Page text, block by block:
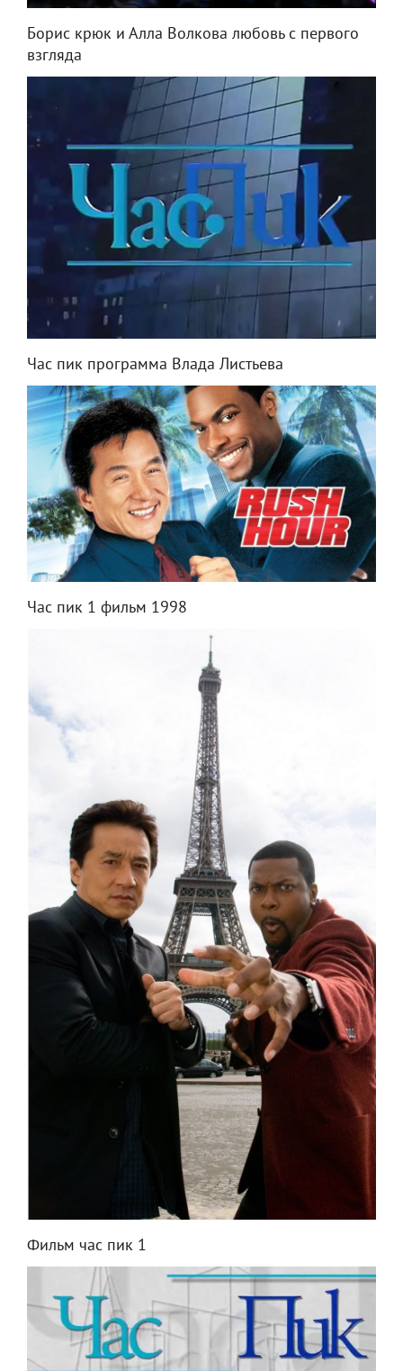
Борис крюк и Алла Волкова любовь с первого
взгляда
Час пик программа Влада Листьева
Час пик 1 фильм 1998
Фильм час пик 1